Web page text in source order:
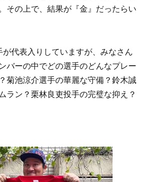
その上で、結果が『金』だったらい
代表入りしていますが、みなさん
バーの中でどの選手のどんなプレー
菊池涼介選手の華麗な守備？鈴木誠
ラン？栗林良吏投手の完璧な抑え？